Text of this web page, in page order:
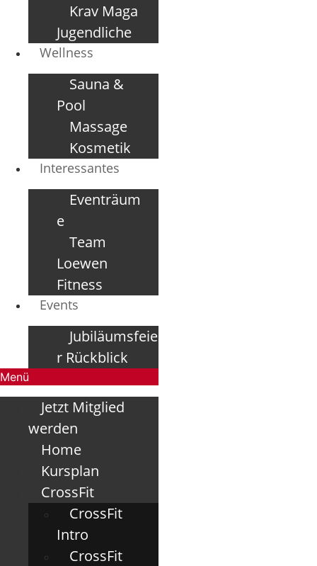
Krav Maga
Jugendliche
Wellness
Sauna &
Pool
Massage
Kosmetik
Interessantes
Eventräum
e
Team
Loewen
Fitness
Events
Jubiläumsfeie
r Rückblick
Menü
Jetzt Mitglied
werden
Home
Kursplan
CrossFit
CrossFit
Intro
CrossFit